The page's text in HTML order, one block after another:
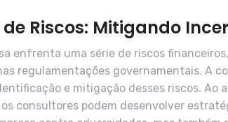
Riscos: Mitigando
enfrenta uma série de riscos
regulamentações governamentais. A
e mitigação desses riscos. Ao
consultores podem desenvolver